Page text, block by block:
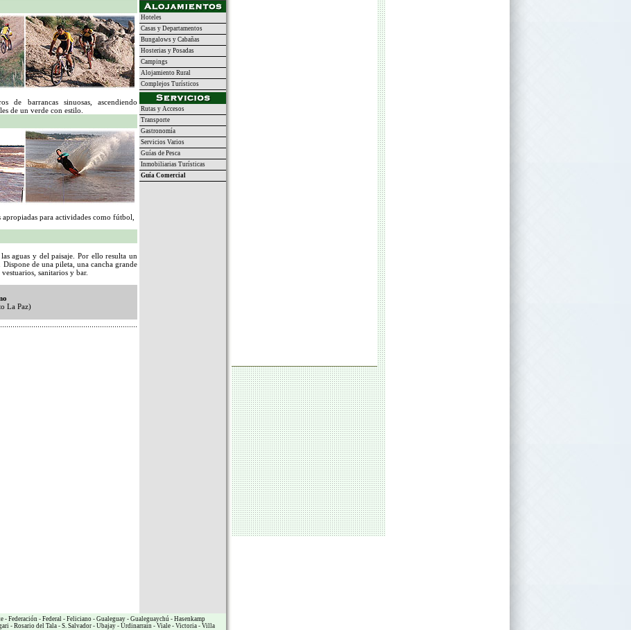
de barrancas sinuosas, ascendiendo
de un verde con estilo.
para actividades como fútbol,
aguas y del paisaje. Por ello resulta un
de una pileta, una cancha grande
sanitarios y bar.
La Paz)
Hoteles
Casas y Departamentos
Bungalows y Cabañas
Hosterias y Posadas
Campings
Alojamiento Rural
Complejos Turísticos
Rutas y Accesos
Transporte
Gastronomía
Servicios Varios
Guías de Pesca
Inmobiliarias Turísticas
Guía Comercial
- Federación - Federal - Feliciano - Gualeguay - Gualeguaychú - Hasenkamp
- Rosario del Tala - S. Salvador - Ubajay - Urdinarrain - Viale - Victoria - Villa